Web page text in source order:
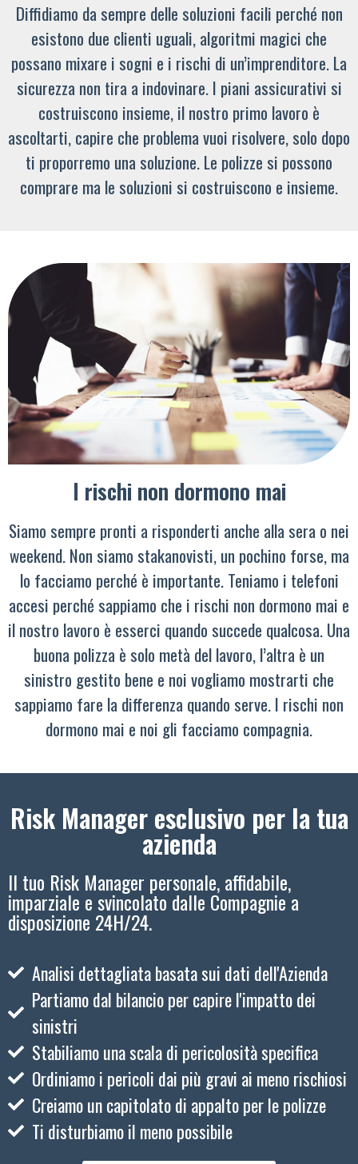
Diffidiamo da sempre delle soluzioni facili perché non
esistono due clienti uguali, algoritmi magici che
possano mixare i sogni e i rischi di un’imprenditore. La
sicurezza non tira a indovinare. I piani assicurativi si
costruiscono insieme, il nostro primo lavoro è
ascoltarti, capire che problema vuoi risolvere, solo dopo
ti proporremo una soluzione. Le polizze si possono
comprare ma le soluzioni si costruiscono e insieme.
I rischi non dormono mai
Siamo sempre pronti a risponderti anche alla sera o nei
weekend. Non siamo stakanovisti, un pochino forse, ma
lo facciamo perché è importante. Teniamo i telefoni
accesi perché sappiamo che i rischi non dormono mai e
il nostro lavoro è esserci quando succede qualcosa. Una
buona polizza è solo metà del lavoro, l’altra è un
sinistro gestito bene e noi vogliamo mostrarti che
sappiamo fare la differenza quando serve. I rischi non
dormono mai e noi gli facciamo compagnia.
Risk Manager esclusivo per la tua
azienda
Il tuo Risk Manager personale, affidabile,
imparziale e svincolato dalle Compagnie a
disposizione 24H/24.
Analisi dettagliata basata sui dati dell'Azienda
Partiamo dal bilancio per capire l'impatto dei
sinistri
Stabiliamo una scala di pericolosità specifica
Ordiniamo i pericoli dai più gravi ai meno rischiosi
Creiamo un capitolato di appalto per le polizze
Ti disturbiamo il meno possibile